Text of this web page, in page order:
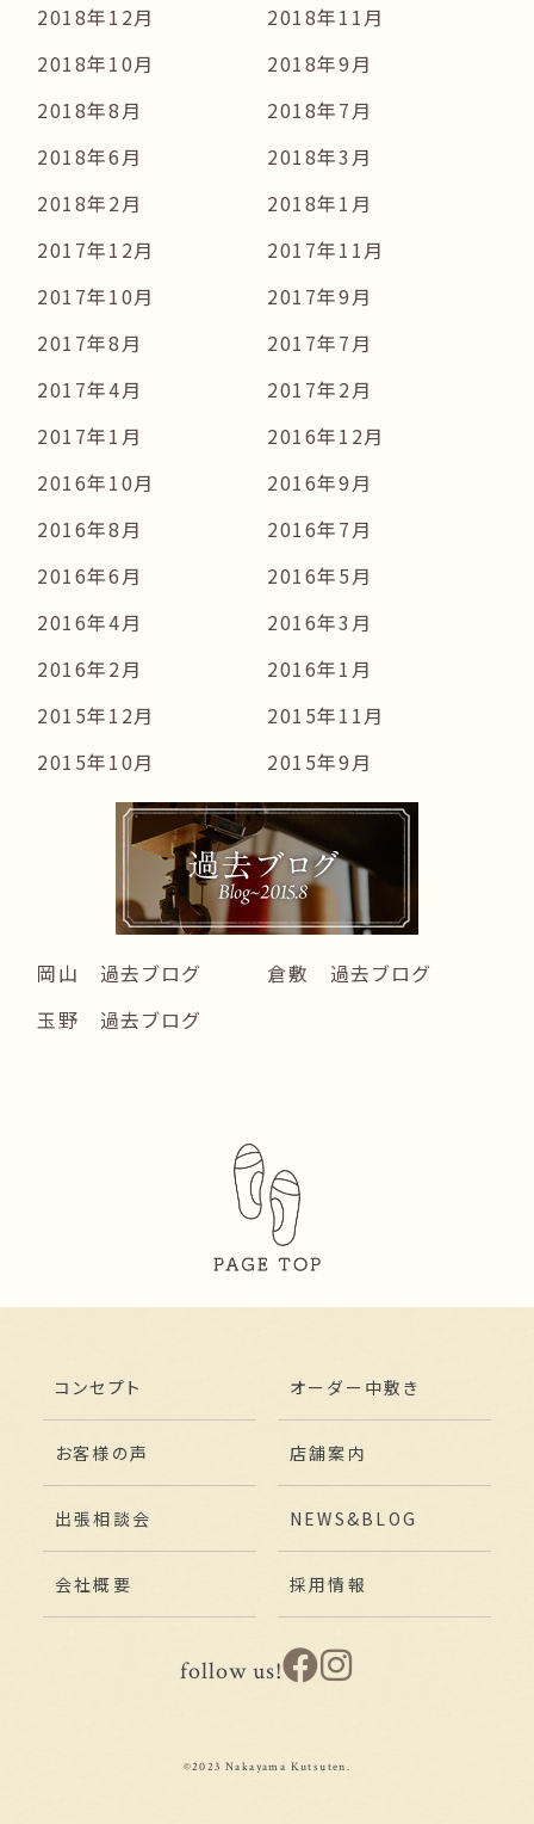
2018年12月
2018年11月
2018年10月
2018年9月
2018年8月
2018年7月
2018年6月
2018年3月
2018年2月
2018年1月
2017年12月
2017年11月
2017年10月
2017年9月
2017年8月
2017年7月
2017年4月
2017年2月
2017年1月
2016年12月
2016年10月
2016年9月
2016年8月
2016年7月
2016年6月
2016年5月
2016年4月
2016年3月
2016年2月
2016年1月
2015年12月
2015年11月
2015年10月
2015年9月
岡山 過去ブログ
倉敷 過去ブログ
玉野 過去ブログ
コンセプト オーダー中敷き
お客様の声 店舗案内
出張相談会 NEWS&BLOG
会社概要 採用情報
follow us!
©2023 Nakayama Kutsuten.